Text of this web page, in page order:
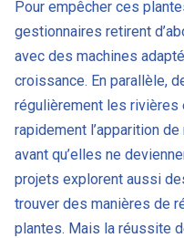
Pour empêcher ces
gestionnaires retirent
avec des machines
croissance. En parallèle,
régulièrement les rivières
rapidement l’apparition
avant qu’elles ne
projets explorent aussi
trouver des manières de
plantes. Mais la réussite